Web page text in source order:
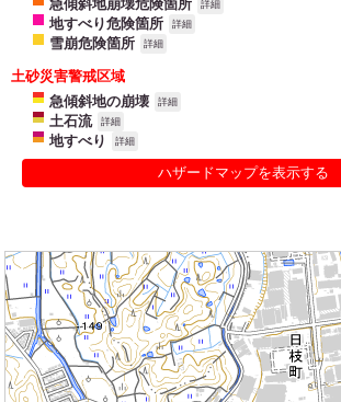
急傾斜地崩壊危険箇所 詳細
地すべり危険箇所 詳細
雪崩危険箇所 詳細
土砂災害警戒区域
急傾斜地の崩壊
詳細
土石流 詳細
地すべり 詳細
ハザードマップを表示する